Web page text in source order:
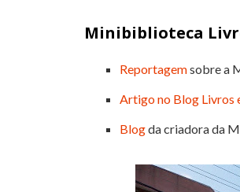
Minibiblioteca
Reportagemsobre a
Artigo no Blog Livros
Blogda criadora da